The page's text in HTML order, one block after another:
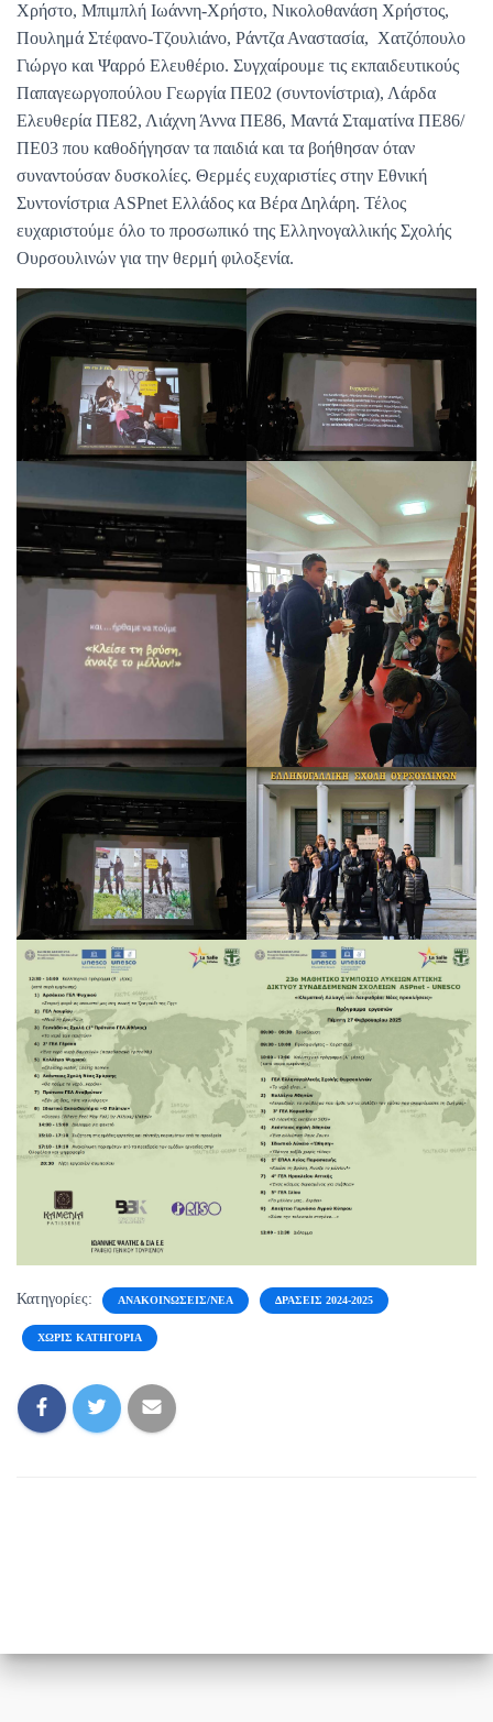
Χρήστο, Μπιμπλή Ιωάννη-Χρήστο, Νικολοθανάση Χρήστος,
Πουλημά Στέφανο-Τζουλιάνο, Ράντζα Αναστασία, Χατζόπουλο
Γιώργο και Ψαρρό Ελευθέριο. Συγχαίρουμε τις εκπαιδευτικούς
Παπαγεωργοπούλου Γεωργία ΠΕ02 (συντονίστρια), Λάρδα
Ελευθερία ΠΕ82, Λιάχνη Άννα ΠΕ86, Μαντά Σταματίνα ΠΕ86/
ΠΕ03 που καθοδήγησαν τα παιδιά και τα βοήθησαν όταν
συναντούσαν δυσκολίες. Θερμές ευχαριστίες στην Εθνική
Συντονίστρια ASPnet Ελλάδος κα Βέρα Δηλάρη. Τέλος
ευχαριστούμε όλο το προσωπικό της Ελληνογαλλικής Σχολής
Ουρσουλινών για την θερμή φιλοξενία.
Κατηγορίες: ΑΝΑΚΟΙΝΏΣΕΙΣ/ΝΈΑ ΔΡΆΣΕΙΣ 2024-2025
ΧΩΡΊΣ ΚΑΤΗΓΟΡΊΑ